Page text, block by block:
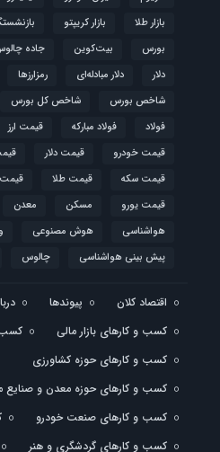
بازار طلا
بازار کریپتو
بورس
بیت‌کوین جاده
دلار
دلار مبادله‌ای رمزارزها
شاخص بورس
شاخص کل بورس
فولاد
فولاد مبارکه قیمت ارز
قیمت خودرو
قیمت دلار
قیمت سکه
قیمت طلا
قیمت یورو
مسکن معدن
هواشناسی
هوش مصنوعی
پیش بینی هواشناسی
چالوس
اقتصاد کلان پیوندها
کسب و کارهای بازار مالی
کسب
کسب و کارهای حوزه کشاورزی
کسب و کارهای حوزه معدن و صنایع
کسب و کارهای صنعت خودرو
کسب و کارهای گردشگری و هنر